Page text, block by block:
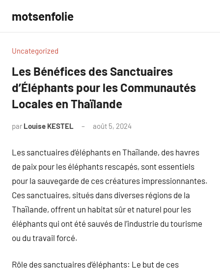
contenu
motsenfolie
Uncategorized
Les Bénéfices des Sanctuaires
d’Éléphants pour les Communautés
Locales en Thaïlande
par Louise KESTEL août 5, 2024
Les sanctuaires d’éléphants en Thaïlande, des havres
de paix pour les éléphants rescapés, sont essentiels
pour la sauvegarde de ces créatures impressionnantes.
Ces sanctuaires, situés dans diverses régions de la
Thaïlande, offrent un habitat sûr et naturel pour les
éléphants qui ont été sauvés de l’industrie du tourisme
ou du travail forcé.
Rôle des sanctuaires d’éléphants: Le but de ces